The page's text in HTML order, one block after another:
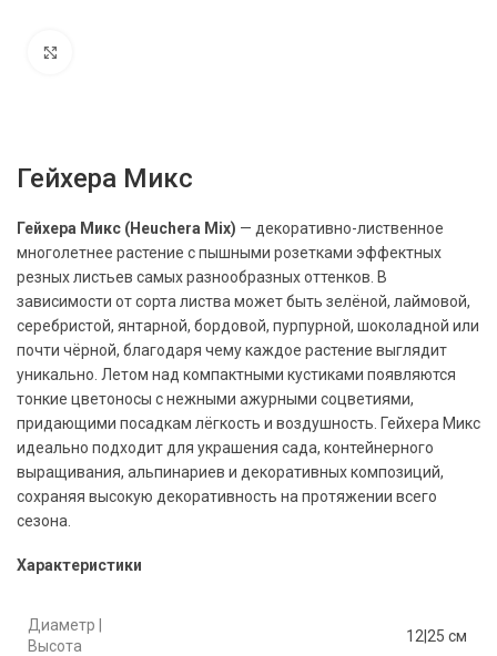
Гейхера Микс
Гейхера Микс (Heuchera Mix) — декоративно-лиственное
многолетнее растение с пышными розетками эффектных
резных листьев самых разнообразных оттенков. В
зависимости от сорта листва может быть зелёной, лаймовой,
серебристой, янтарной, бордовой, пурпурной, шоколадной или
почти чёрной, благодаря чему каждое растение выглядит
уникально. Летом над компактными кустиками появляются
тонкие цветоносы с нежными ажурными соцветиями,
придающими посадкам лёгкость и воздушность. Гейхера Микс
идеально подходит для украшения сада, контейнерного
выращивания, альпинариев и декоративных композиций,
сохраняя высокую декоративность на протяжении всего
сезона.
Характеристики
Диаметр |
Высота
12|25 см